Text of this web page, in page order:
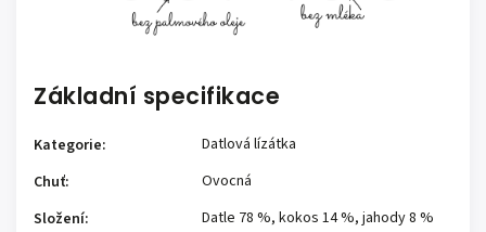
Základní specifikace
Kategorie:
Datlová lízátka
Chuť:
Ovocná
Složení: Datle 78 %, kokos 14 %, jahody 8 %